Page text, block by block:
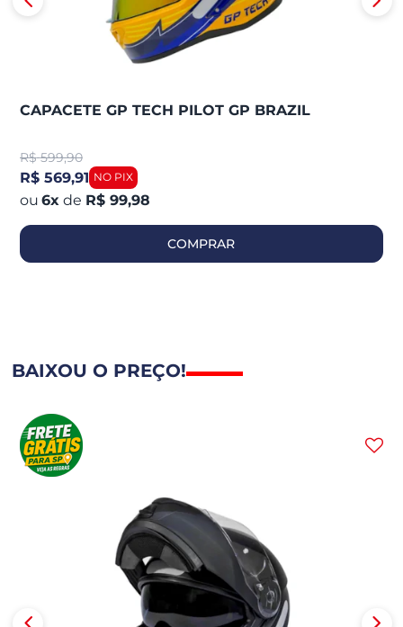
CAPACETE GP TECH PILOT GP BRAZIL
R$ 599,90
R$ 569,91
6x de R$ 99,98
COMPRAR
BAIXOU O PREÇO!